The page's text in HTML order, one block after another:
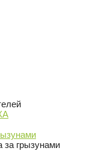
за грызунами